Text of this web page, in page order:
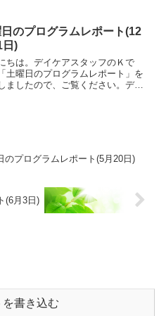
のプログラムレポート(12
日)
ちは。デイケアスタッフのＫで
土曜日のプログラムレポート」を
ましたので、ご覧ください。デイ
のプログラムレポート(5月20日)
(6月3日)
を書き込む